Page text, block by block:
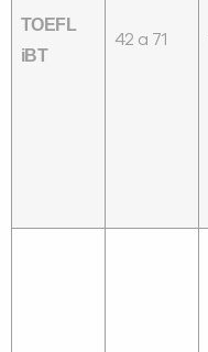
TOEFL
iBT
42 a 71